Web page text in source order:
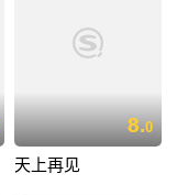
8.0
天上再见